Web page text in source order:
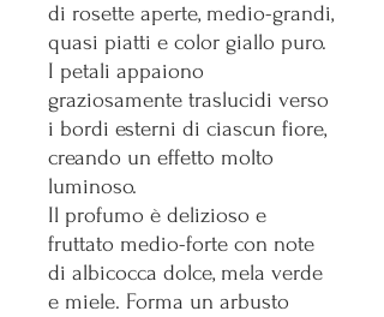
di rosette aperte, medio-grandi,
quasi piatti e color giallo puro.
I petali appaiono
graziosamente traslucidi verso
i bordi esterni di ciascun fiore,
creando un effetto molto
luminoso.
Il profumo è delizioso e
fruttato medio-forte con note
di albicocca dolce, mela verde
e miele. Forma un arbusto